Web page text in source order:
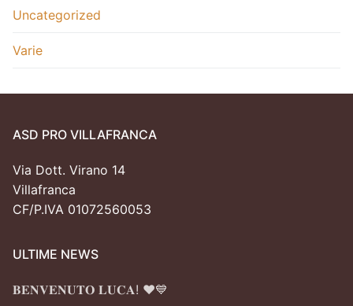
Uncategorized
Varie
ASD PRO VILLAFRANCA
Via Dott. Virano 14
Villafranca
CF/P.IVA 01072560053
ULTIME NEWS
𝐁𝐄𝐍𝐕𝐄𝐍𝐔𝐓𝐎 𝐋𝐔𝐂𝐀! ❤️💙